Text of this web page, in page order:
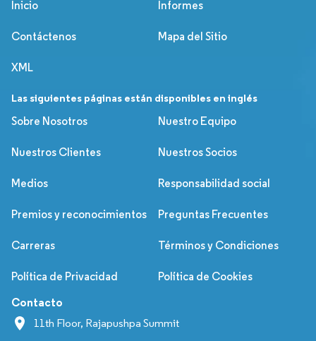
Inicio Informes
Contáctenos Mapa del Sitio
XML
Las siguientes páginas están disponibles en inglés
Sobre Nosotros
Nuestro Equipo
Nuestros Clientes Nuestros Socios
Medios Responsabilidad social
Premios y reconocimientos Preguntas Frecuentes
Carreras Términos y Condiciones
Política de Privacidad Política de Cookies
Contacto
11th Floor, Rajapushpa Summit